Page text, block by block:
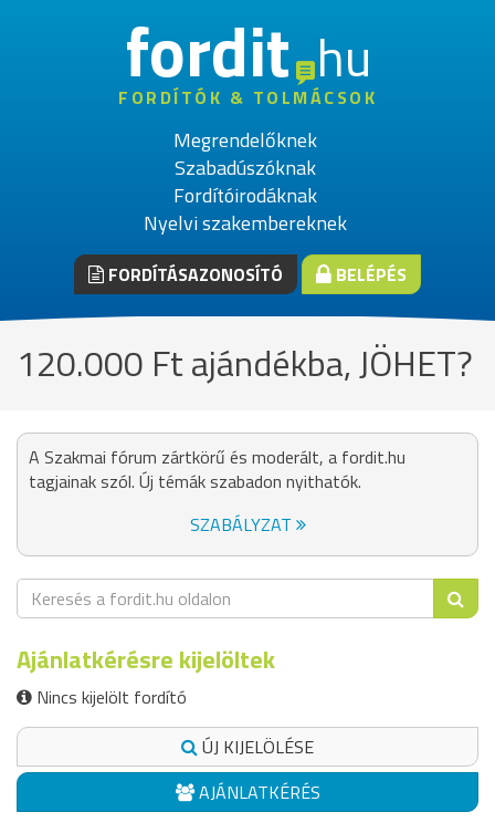
fordithu
FORDÍTÓK & TOLMÁCSOK
Megrendelőknek
Szabadúszóknak
Fordítóirodáknak
Nyelvi szakembereknek
FORDÍTÁSAZONOSÍTÓ BELÉPÉS
120.000 Ft ajándékba, JÖHET?
A Szakmai fórum zártkörű és moderált, a fordit.hu
tagjainak szól. Új témák szabadon nyithatók.
SZABÁLYZAT
Ajánlatkérésre kijelöltek
Nincs kijelölt fordító
ÚJ KIJELÖLÉSE
AJÁNLATKÉRÉS